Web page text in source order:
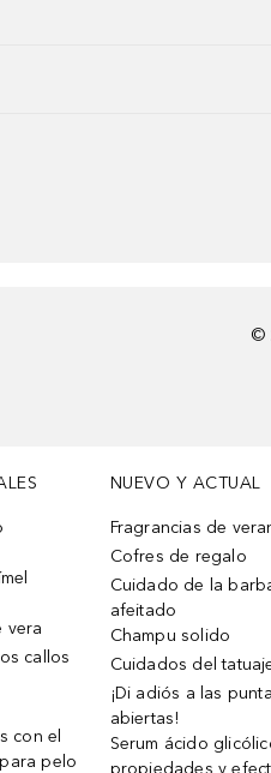
©
vera
callos
con el
pelo
NUEVO Y ACTUAL
Fragrancias de
Cofres de regalo
Cuidado de la
afeitado
Champu solido
Cuidados del
¡Di adiós a las
abiertas!
Serum ácido
propiedades y